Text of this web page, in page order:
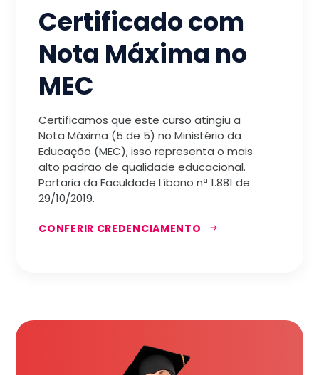
Certificado com
Nota Máxima no
MEC
Certificamos que este curso atingiu a
Nota Máxima (5 de 5) no Ministério da
Educação (MEC), isso representa o mais
alto padrão de qualidade educacional.
Portaria da Faculdade Líbano nª 1.881 de
29/10/2019.
CONFERIR CREDENCIAMENTO